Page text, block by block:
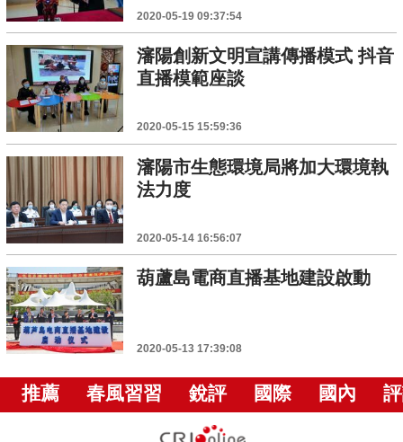
2020-05-19 09:37:54
瀋陽創新文明宣講傳播模式 抖音
直播模範座談
2020-05-15 15:59:36
瀋陽市生態環境局將加大環境執
法力度
2020-05-14 16:56:07
葫蘆島電商直播基地建設啟動
2020-05-13 17:39:08
推薦 春風習習 銳評 國際 國內